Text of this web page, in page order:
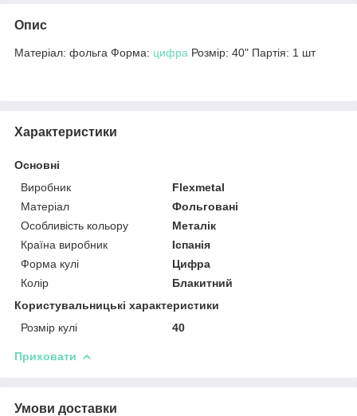
Опис
Матеріал: фольга Форма: цифра Розмір: 40" Партія: 1 шт
Характеристики
Основні
Виробник
Flexmetal
Матеріал
Фольговані
Особливість кольору
Металік
Країна виробник
Іспанія
Форма кулі
Цифра
Колір
Блакитний
Користувальницькі характеристики
Розмір кулі
40
Приховати
Умови доставки